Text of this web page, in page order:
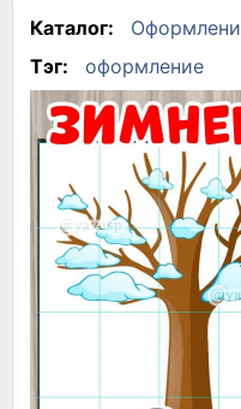
Каталог:
Тэг:
оформление